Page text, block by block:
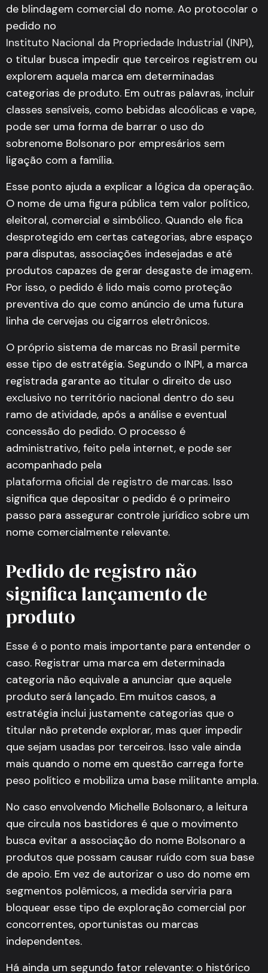
de blindagem comercial do nome. Ao protocolar o
pedido no
Instituto Nacional da Propriedade Industrial (INPI),
o titular busca impedir que terceiros registrem ou
explorem aquela marca em determinadas
categorias de produto. Em outras palavras, incluir
classes sensíveis, como bebidas alcoólicas e vape,
pode ser uma forma de barrar o uso do
sobrenome Bolsonaro por empresários sem
ligação com a família.
Esse ponto ajuda a explicar a lógica da operação.
O nome de uma figura pública tem valor político,
eleitoral, comercial e simbólico. Quando ele fica
desprotegido em certas categorias, abre espaço
para disputas, associações indesejadas e até
produtos capazes de gerar desgaste de imagem.
Por isso, o pedido é lido mais como proteção
preventiva do que como anúncio de uma futura
linha de cervejas ou cigarros eletrônicos.
O próprio sistema de marcas no Brasil permite
esse tipo de estratégia. Segundo o INPI, a marca
registrada garante ao titular o direito de uso
exclusivo no território nacional dentro do seu
ramo de atividade, após a análise e eventual
concessão do pedido. O processo é
administrativo, feito pela internet, e pode ser
acompanhado pela
plataforma oficial de registro de marcas. Isso
significa que depositar o pedido é o primeiro
passo para assegurar controle jurídico sobre um
nome comercialmente relevante.
Pedido de registro não
significa lançamento de
produto
Esse é o ponto mais importante para entender o
caso. Registrar uma marca em determinada
categoria não equivale a anunciar que aquele
produto será lançado. Em muitos casos, a
estratégia inclui justamente categorias que o
titular não pretende explorar, mas quer impedir
que sejam usadas por terceiros. Isso vale ainda
mais quando o nome em questão carrega forte
peso político e mobiliza uma base militante ampla.
No caso envolvendo Michelle Bolsonaro, a leitura
que circula nos bastidores é que o movimento
busca evitar a associação do nome Bolsonaro a
produtos que possam causar ruído com sua base
de apoio. Em vez de autorizar o uso do nome em
segmentos polêmicos, a medida serviria para
bloquear esse tipo de exploração comercial por
concorrentes, oportunistas ou marcas
independentes.
Há ainda um segundo fator relevante: o histórico